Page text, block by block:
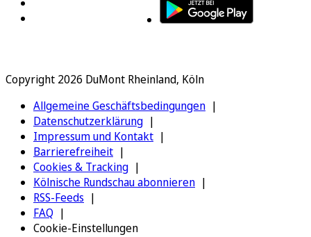
Copyright 2026 DuMont Rheinland, Köln
Allgemeine Geschäftsbedingungen
Datenschutzerklärung
Impressum und Kontakt
Barrierefreiheit
Cookies & Tracking
Kölnische Rundschau abonnieren
RSS-Feeds
FAQ
Cookie-Einstellungen